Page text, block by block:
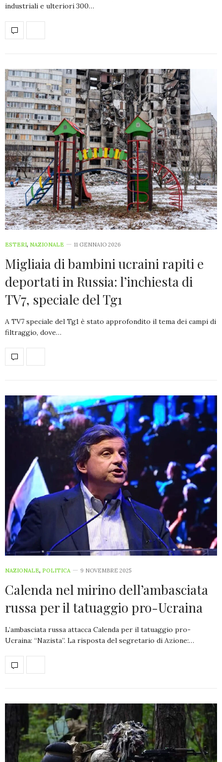
industriali e ulteriori 300…
ESTERI, NAZIONALE 11 GENNAIO 2026
Migliaia di bambini ucraini rapiti e
deportati in Russia: l’inchiesta di
TV7, speciale del Tg1
A TV7 speciale del Tg1 è stato approfondito il tema dei campi di
filtraggio, dove…
NAZIONALE, POLITICA 9 NOVEMBRE 2025
Calenda nel mirino dell’ambasciata
russa per il tatuaggio pro-Ucraina
L’ambasciata russa attacca Calenda per il tatuaggio pro-
Ucraina: “Nazista”. La risposta del segretario di Azione:…